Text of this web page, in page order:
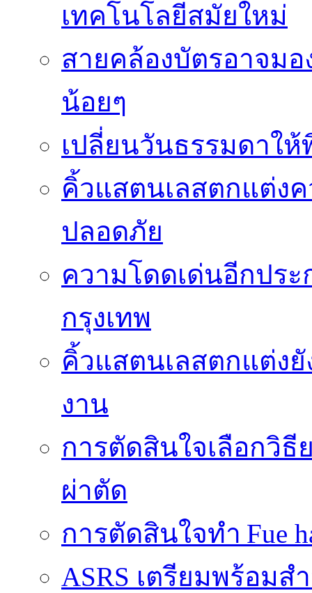
เทคโนโลยีสมัยใหม่
สายคล้องบัตรอาจมอ
น้อยๆ
เปลี่ยนวันธรรมดาใ
คิ้วแสตนเลสตกแต่ง
ปลอดภัย
ความโดดเด่นอีกปร
กรุงเทพ
คิ้วแสตนเลสตกแต่ง
งาน
การตัดสินใจเลือกวิ
ผ่าตัด
การตัดสินใจทำ Fue
ASRS เตรียมพร้อม